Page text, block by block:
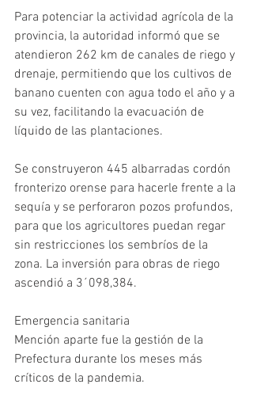
Para potenciar la actividad agrícola de la
provincia, la autoridad informó que se
atendieron 262 km de canales de riego y
drenaje, permitiendo que los cultivos de
banano cuenten con agua todo el año y a
su vez, facilitando la evacuación de
líquido de las plantaciones.
Se construyeron 445 albarradas cordón
fronterizo orense para hacerle frente a la
sequía y se perforaron pozos profundos,
para que los agricultores puedan regar
sin restricciones los sembríos de la
zona. La inversión para obras de riego
ascendió a 3´098,384.
Emergencia sanitaria
Mención aparte fue la gestión de la
Prefectura durante los meses más
críticos de la pandemia.